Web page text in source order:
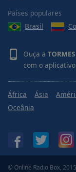
dialog
window.
Países populares
Brasil
Ouça a
com o
África Ásia
Oceânia
© Online Radio Box,